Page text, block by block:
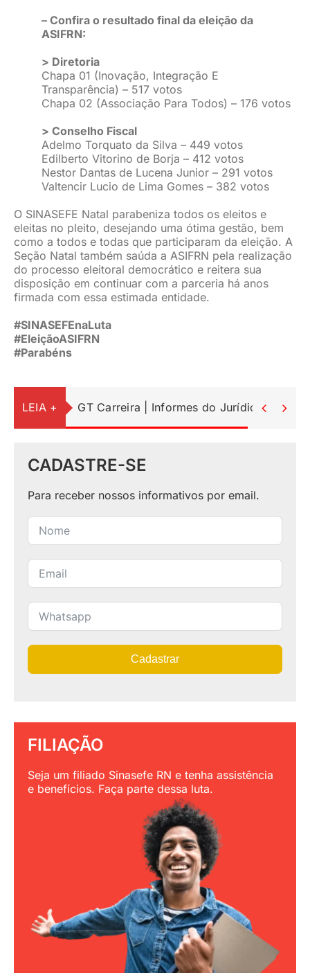
– Confira o resultado final da eleição da
ASIFRN:
> Diretoria
Chapa 01 (Inovação, Integração E
Transparência) – 517 votos
Chapa 02 (Associação Para Todos) – 176 votos
> Conselho Fiscal
Adelmo Torquato da Silva – 449 votos
Edilberto Vitorino de Borja – 412 votos
Nestor Dantas de Lucena Junior – 291 votos
Valtencir Lucio de Lima Gomes – 382 votos
O SINASEFE Natal parabeniza todos os eleitos e
eleitas no pleito, desejando uma ótima gestão, bem
como a todos e todas que participaram da eleição. A
Seção Natal também saúda a ASIFRN pela realização
do processo eleitoral democrático e reitera sua
disposição em continuar com a parceria há anos
firmada com essa estimada entidade.
#SINASEFEnaLuta
#EleiçãoASIFRN
#Parabéns
LEIA + GT Carreira | Informes do Jurídico 
CADASTRE-SE
Para receber nossos informativos por email.
Cadastrar
FILIAÇÃO
Seja um filiado Sinasefe RN e tenha assistência
e benefícios. Faça parte dessa luta.